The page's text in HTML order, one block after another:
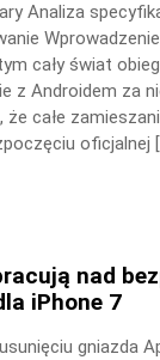
Analiza
cały świat
z Androidem za
całe
oficjalnej
nad
iPhone 7
gniazda